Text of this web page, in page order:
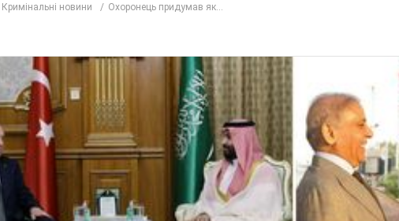
Кримінальні новини Охоронець придумав як...